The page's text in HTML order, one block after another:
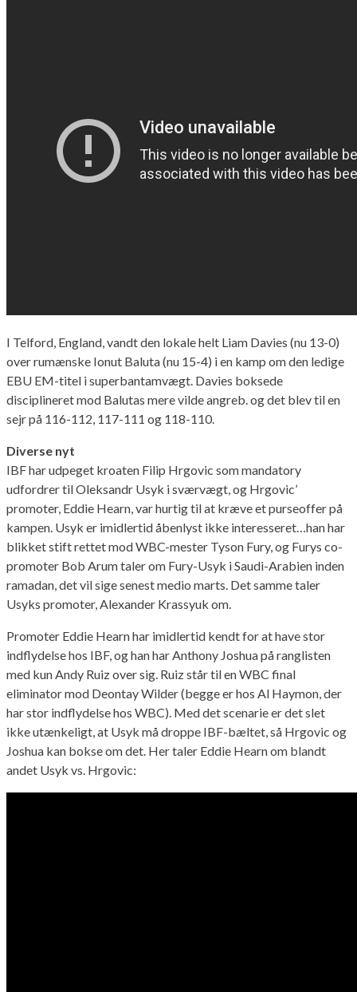
I Telford, England, vandt den lokale helt Liam Davies (nu 13-0)
over rumænske Ionut Baluta (nu 15-4) i en kamp om den ledige
EBU EM-titel i superbantamvægt. Davies boksede
disciplineret mod Balutas mere vilde angreb. og det blev til en
sejr på 116-112, 117-111 og 118-110.
Diverse nyt
IBF har udpeget kroaten Filip Hrgovic som mandatory
udfordrer til Oleksandr Usyk i sværvægt, og Hrgovic’
promoter, Eddie Hearn, var hurtig til at kræve et purseoffer på
kampen. Usyk er imidlertid åbenlyst ikke interesseret…han har
blikket stift rettet mod WBC-mester Tyson Fury, og Furys co-
promoter Bob Arum taler om Fury-Usyk i Saudi-Arabien inden
ramadan, det vil sige senest medio marts. Det samme taler
Usyks promoter, Alexander Krassyuk om.
Promoter Eddie Hearn har imidlertid kendt for at have stor
indflydelse hos IBF, og han har Anthony Joshua på ranglisten
med kun Andy Ruiz over sig. Ruiz står til en WBC final
eliminator mod Deontay Wilder (begge er hos Al Haymon, der
har stor indflydelse hos WBC). Med det scenarie er det slet
ikke utænkeligt, at Usyk må droppe IBF-bæltet, så Hrgovic og
Joshua kan bokse om det. Her taler Eddie Hearn om blandt
andet Usyk vs. Hrgovic: